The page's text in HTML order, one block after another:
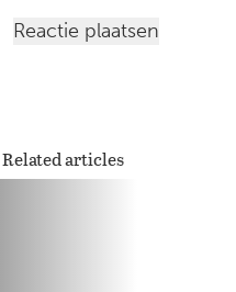
Related articles